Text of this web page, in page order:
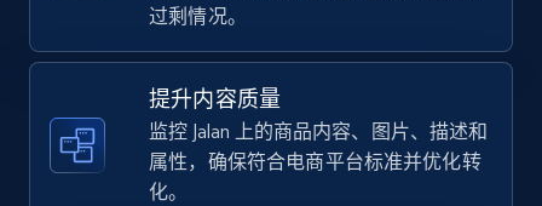
URL, Title, Available, Description, Currency, Initial
668+
过剩情况。
提升内容质量
监控 Jalan 上的商品内容、图片、描述和
属性，确保符合电商平台标准并优化转
化。